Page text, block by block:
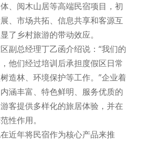
、阅木山居等高端民宿项目，初
、市场共拓、信息共享和客源互
了乡村旅游的带动效应。
副总经理丁乙函介绍说：“我们的
他们经过培训后承担度假区日常
造林、环境保护等工作。”企业着
涵丰富、特色鲜明、服务优质的
客提供多样化的旅居体验，并在
性作用。
近年将民宿作为核心产品来推